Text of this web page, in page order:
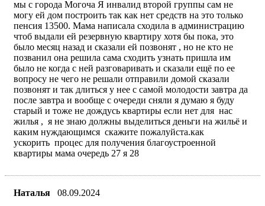
мы с города Могоча Я инвалид второй группы сам не
могу ей дом построить так как нет средств на это только
пенсия 13500. Мама написала сходила в администрацию
чтоб выдали ей резервную квартиру хотя бы пока, это
было месяц назад и сказали ей позвонят , но не кто не
позванил она решила сама сходить узнать пришла им
было не когда с ней разговаривать и сказали ещё по ее
вопросу не чего не решали отправили домой сказали
позвонят и так длиться у нее с самой молодости завтра да
после завтра и вообще с очереди сняли я думаю я буду
старый и тоже не дождусь квартиры если нет для нас
жилья , я не знаю должны выделиться деньги на жильё и
каким нуждающимся скажите пожалуйста.как
ускорить процес для получения благоустроенной
квартиры мама очередь 27 я 28
Наталья
08.09.2024